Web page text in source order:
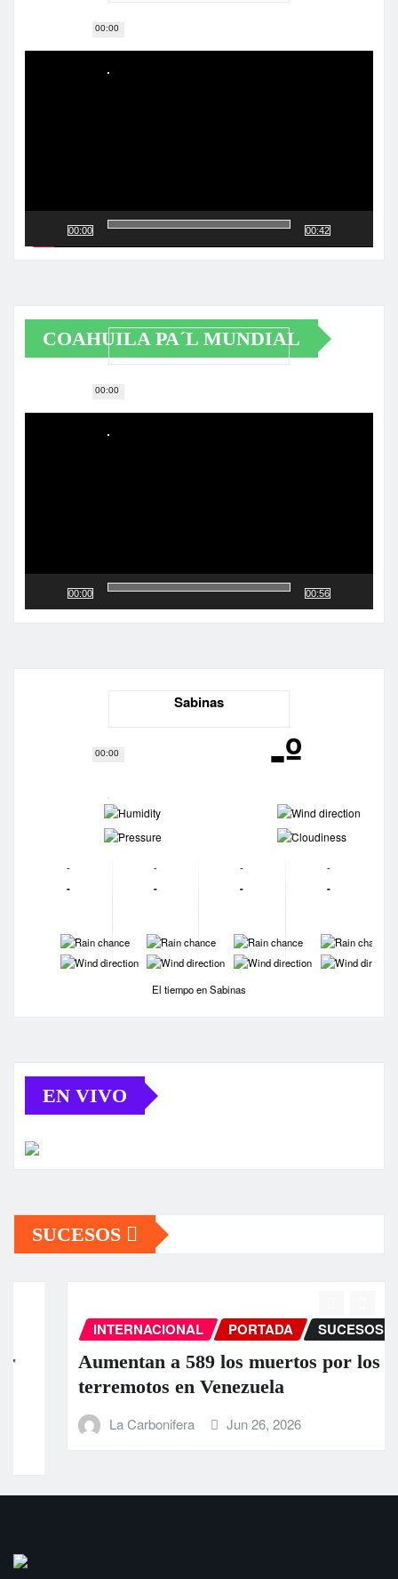
00:00
Reproductor
00:00
00:00
00:42
COAHUILA PA´L MUNDIAL
Reproductor
00:00
00:00
00:56
Sabinas
-º
-
-
-
-
-
-
-
-
-
-
-
-
-
-
-
-
-
-
-
-
El tiempo en Sabinas
EN VIVO
SUCESOS
INTERNACIONAL PORTADA SUCESOS
Aumentan a 589 los muertos por los
terremotos en Venezuela
La Carbonifera Jun 26, 2026